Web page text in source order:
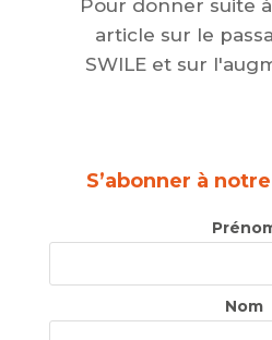
Pour donner suite
article sur le
SWILE et sur
S’abonner à
Nom